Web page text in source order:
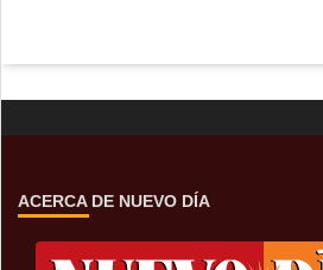
ACERCA DE NUEVO DÍA